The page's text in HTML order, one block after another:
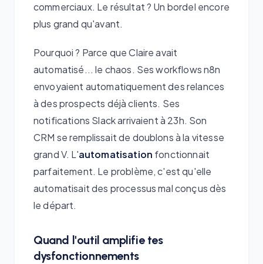
commerciaux. Le résultat ? Un bordel encore
plus grand qu'avant.
Pourquoi ? Parce que Claire avait
automatisé... le chaos. Ses workflows n8n
envoyaient automatiquement des relances
à des prospects déjà clients. Ses
notifications Slack arrivaient à 23h. Son
CRM se remplissait de doublons à la vitesse
grand V. L'automatisation fonctionnait
parfaitement. Le problème, c'est qu'elle
automatisait des processus mal conçus dès
le départ.
Quand l'outil amplifie tes
dysfonctionnements